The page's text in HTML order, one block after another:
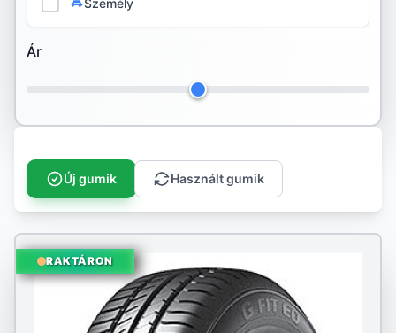
Habilead
Imperial
Kenda
Kingstar
Kleber
Kormoran
Ár
Új gumik Használt gumik
RAKTÁRON